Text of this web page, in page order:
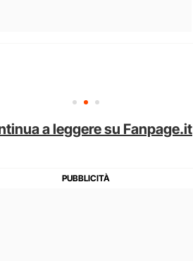
a leggere su Fanpage.it